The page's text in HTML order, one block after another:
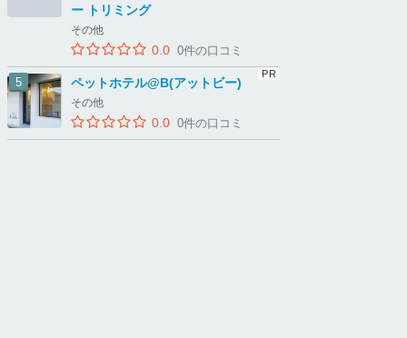
ー トリミング
その他
0.0 0件の口コミ
ペットホテル@B(アットビー)
その他
0.0 0件の口コミ